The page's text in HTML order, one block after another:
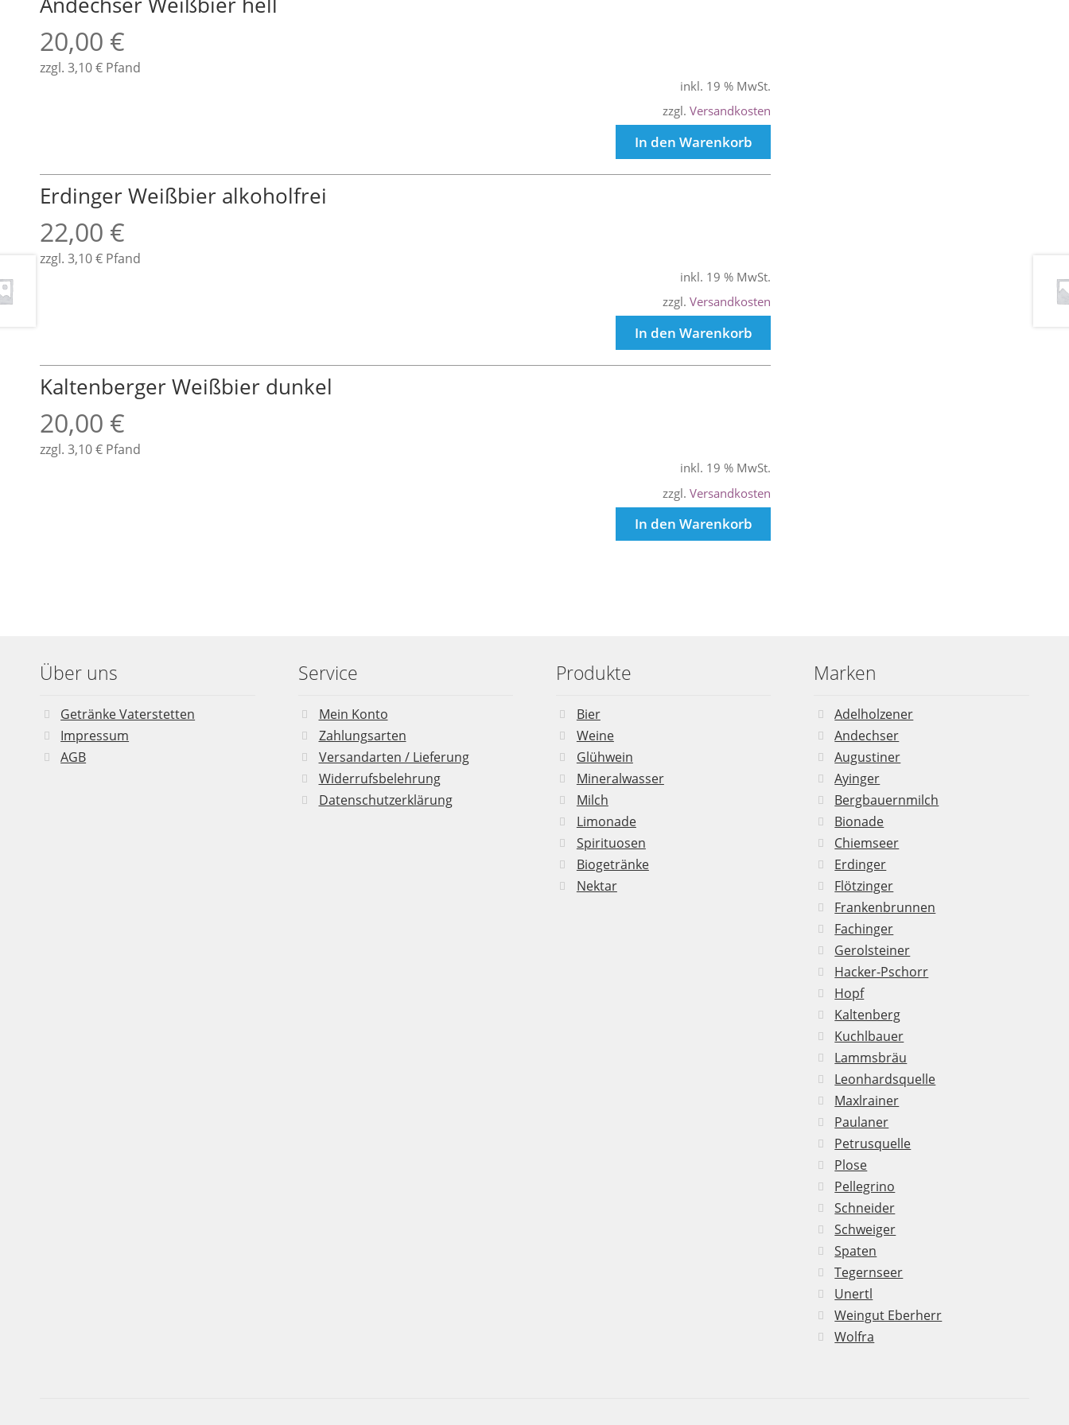
20,00 €
zzgl.3,10€ Pfand
inkl. 19 % MwSt.
zzgl.Versandkosten
In den Warenkorb
Erdinger Weißbier alkoholfrei
22,00 €
zzgl.3,10€ Pfand
inkl. 19 % MwSt.
zzgl.Versandkosten
In den Warenkorb
Kaltenberger Weißbier dunkel
20,00 €
zzgl.3,10€ Pfand
inkl. 19 % MwSt.
zzgl.Versandkosten
In den Warenkorb
Über uns
Getränke Vaterstetten
Impressum
AGB
Service
Mein Konto
Zahlungsarten
Versandarten / Lieferung
Widerrufsbelehrung
Datenschutzerklärung
Produkte
Bier
Weine
Glühwein
Mineralwasser
Milch
Limonade
Spirituosen
Biogetränke
Nektar
Marken
Adelholzener
Andechser
Augustiner
Ayinger
Bergbauernmilch
Bionade
Chiemseer
Erdinger
Flötzinger
Frankenbrunnen
Fachinger
Gerolsteiner
Hacker-Pschorr
Hopf
Kaltenberg
Kuchlbauer
Lammsbräu
Leonhardsquelle
Maxlrainer
Paulaner
Petrusquelle
Plose
Pellegrino
Schneider
Schweiger
Spaten
Tegernseer
Unertl
Weingut Eberherr
Wolfra